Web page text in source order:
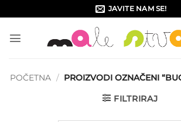
to
content
JAVITE NAM SE!
POČETNA / PROIZVODI OZNAČENI
FILTRIRAJ